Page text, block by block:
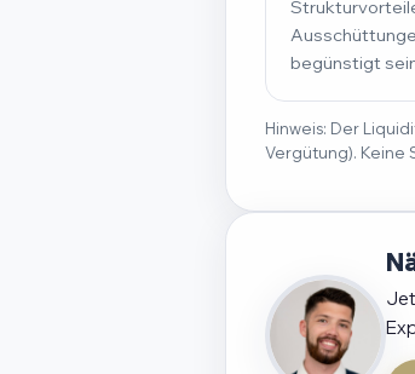
begünstigt
Hinweis: Der
Vergütung). Keine